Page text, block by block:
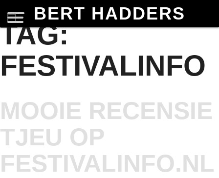
BERT HADDERS
TAG:
FESTIVALINFO
MOOIE RECENSIE
TJEU OP
FESTIVALINFO.NL